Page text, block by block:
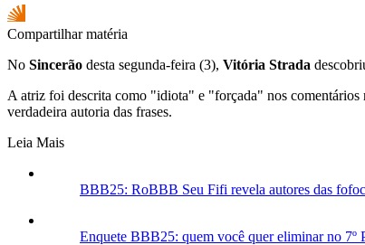
Compartilhar matéria
No Sincerão desta segunda-feira (3), Vitória Strada
A atriz foi descrita como "idiota" e "forçada" nos comentários
verdadeira autoria das frases.
Leia Mais
BBB25: RoBBB Seu Fifi revela autores das
Enquete BBB25: quem você quer eliminar no 7º